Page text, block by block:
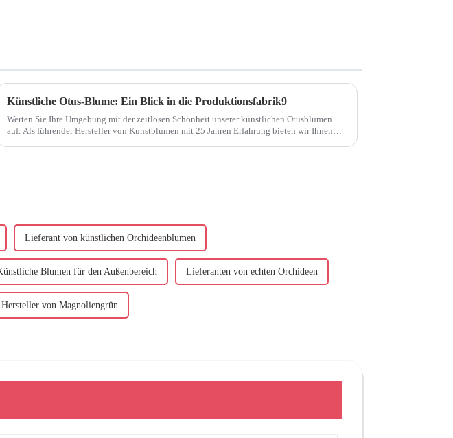
Künstliche Otus-Blume: Ein Blick in die Produktionsfabrik9
Werten Sie Ihre Umgebung mit der zeitlosen Schönheit unserer künstlichen Otusblumen
auf. Als führender Hersteller von Kunstblumen mit 25 Jahren Erfahrung bieten wir Ihnen
Lieferant von künstlichen Orchideenblumen
Blumen für den Außenbereich Lieferanten von echten Orchideen
Hersteller von Magnoliengrün